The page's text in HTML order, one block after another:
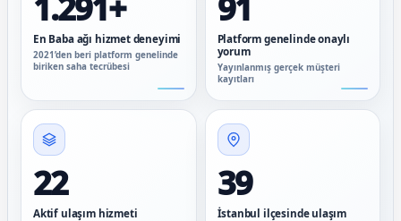
En Baba ağı hizmet deneyimi
2021’den beri platform genelinde
biriken saha tecrübesi
Platform genelinde onaylı
yorum
Yayınlanmış gerçek müşteri
kayıtları
22
Aktif ulaşım hizmeti
39
İstanbul ilçesinde ulaşım